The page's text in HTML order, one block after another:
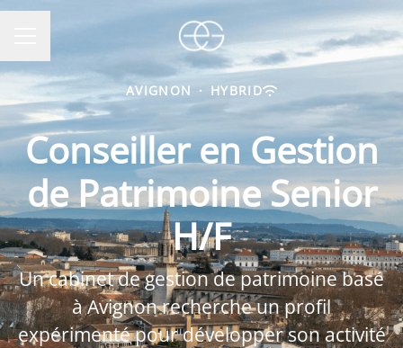
AVIGNON · HYBRID
Conseiller en Gestion
de Patrimoine Senior
H/F
Un cabinet de gestion de patrimoine basé
à Avignon recherche un profil
expérimenté pour développer son activité